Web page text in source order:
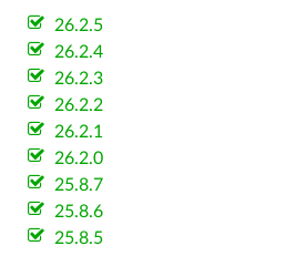
26.2.5
26.2.4
26.2.3
26.2.2
26.2.1
26.2.0
25.8.7
25.8.6
25.8.5